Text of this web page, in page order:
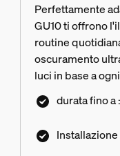
Perfettamente
GU10 ti offrono
routine
oscuramento
luci in base a
durata fino a